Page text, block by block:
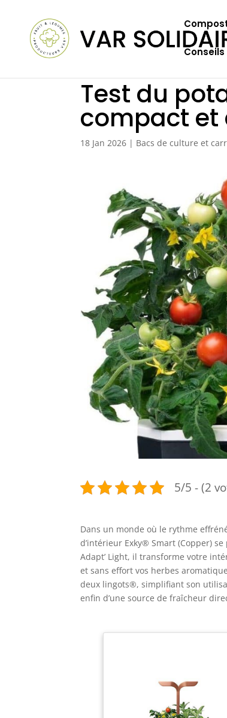
Conseils
Test du
compact
18 Jan 2026 | Bacs de culture et
5/5 - (2
Dans un monde où le rythme
d’intérieur Exky® Smart (Copper)
Adapt’ Light, il transforme votre
et sans effort vos herbes
deux lingots®, simplifiant son
enfin d’une source de fraîcheur